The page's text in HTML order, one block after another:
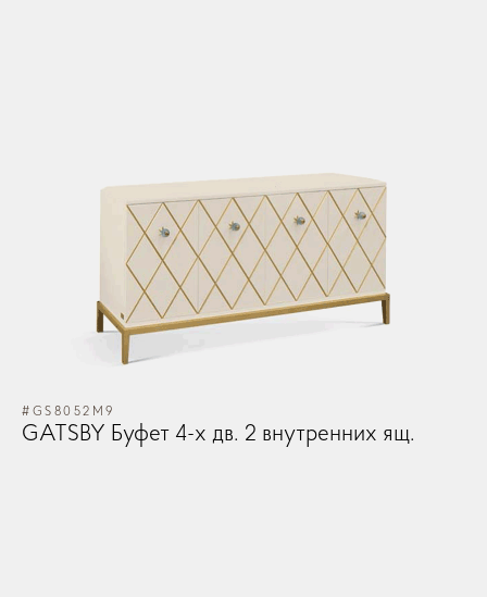
ЗАКАЗ
#GS8052M9
GATSBY Буфет 4-х дв. 2 внутренних ящ.